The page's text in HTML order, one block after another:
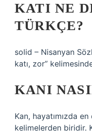
KATI NE
TÜRKÇE?
solid – Nisanyan
katı, zor”
KANI
Kan, hayatımızda en
kelimelerden biridir.